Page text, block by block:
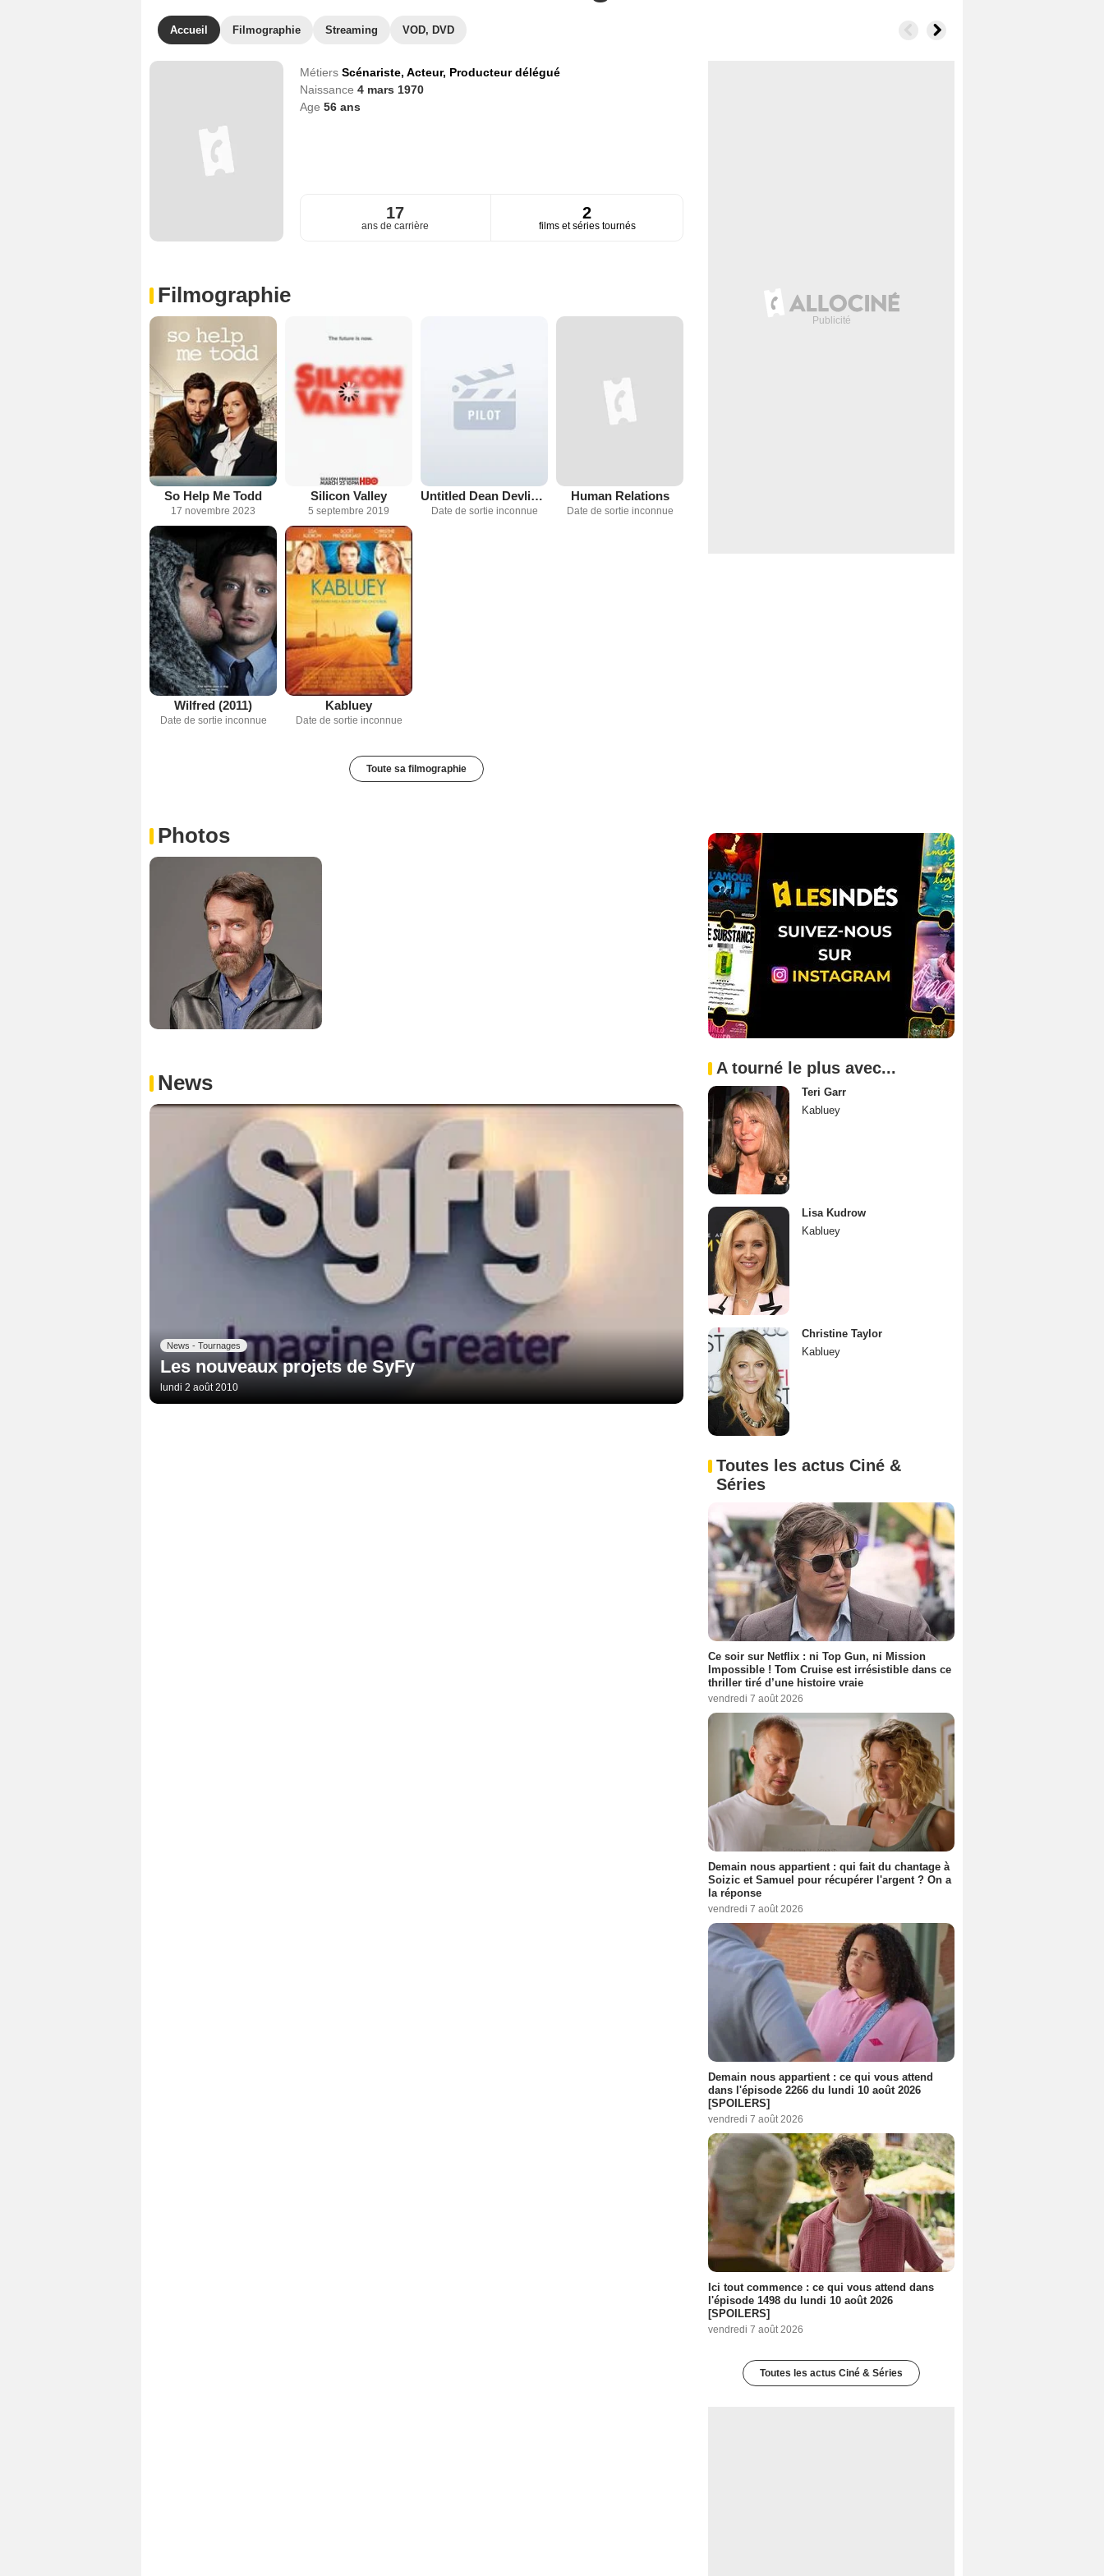
Accueil Filmographie Streaming VOD, DVD
Métiers Scénariste, Acteur, Producteur délégué
Naissance 4 mars 1970
Age 56ans
17
ans de carrière
2
films et séries tournés
Filmographie
So Help Me Todd
17 novembre 2023
Silicon Valley
5 septembre 2019
Untitled Dean Devlin & Geena Davis Project
Date de sortie inconnue
Human Relations
Date de sortie inconnue
Wilfred (2011)
Date de sortie inconnue
Kabluey
Date de sortie inconnue
Toute sa filmographie
Photos
News
News - Tournages
Les nouveaux projets de SyFy
lundi 2 août 2010
A tourné le plus avec...
Teri Garr
Kabluey
Lisa Kudrow
Kabluey
Christine Taylor
Kabluey
Toutes les actus Ciné &
Séries
Ce soir sur Netflix : ni Top Gun, ni Mission
Impossible ! Tom Cruise est irrésistible dans ce
thriller tiré d’une histoire vraie
vendredi 7 août 2026
Demain nous appartient : qui fait du chantage à
Soizic et Samuel pour récupérer l'argent ? On a
la réponse
vendredi 7 août 2026
Demain nous appartient : ce qui vous attend
dans l'épisode 2266 du lundi 10 août 2026
[SPOILERS]
vendredi 7 août 2026
Ici tout commence : ce qui vous attend dans
l'épisode 1498 du lundi 10 août 2026
[SPOILERS]
vendredi 7 août 2026
Toutes les actus Ciné & Séries